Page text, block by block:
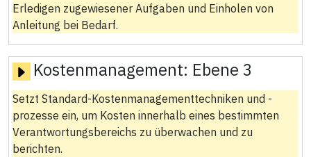
Erledigen zugewiesener Aufgaben und Einholen von
Anleitung bei Bedarf.
Kostenmanagement: Ebene 3
Setzt Standard-Kostenmanagementtechniken und -
prozesse ein, um Kosten innerhalb eines bestimmten
Verantwortungsbereichs zu überwachen und zu
berichten.